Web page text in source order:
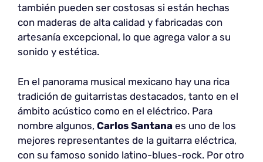
también pueden ser costosas si están hechas
con maderas de alta calidad y fabricadas con
artesanía excepcional, lo que agrega valor a su
sonido y estética.
En el panorama musical mexicano hay una rica
tradición de guitarristas destacados, tanto en el
ámbito acústico como en el eléctrico. Para
nombre algunos, Carlos Santana es uno de los
mejores representantes de la guitarra eléctrica,
con su famoso sonido latino-blues-rock. Por otro